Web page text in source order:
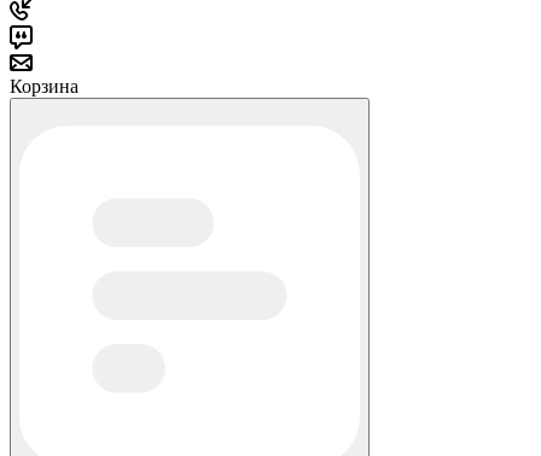
Корзина